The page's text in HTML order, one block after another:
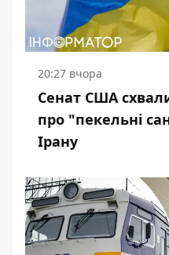
20:27 вчора
Сенат США
про "пекельні
Ірану